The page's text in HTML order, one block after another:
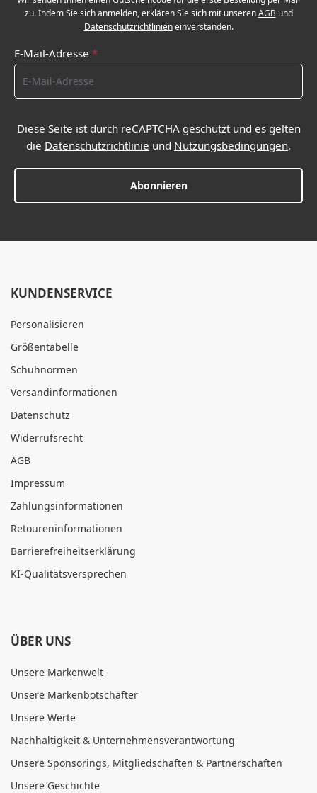
zu. Indem Sie sich anmelden, erklären Sie sich mit unserenAGBund
Datenschutzrichtlinieneinverstanden.
E-Mail-Adresse *
Diese Seite ist durch reCAPTCHA geschützt und es gelten
die Datenschutzrichtlinie und Nutzungsbedingungen.
Abonnieren
KUNDENSERVICE
Personalisieren
Größentabelle
Schuhnormen
Versandinformationen
Datenschutz
Widerrufsrecht
AGB
Impressum
Zahlungsinformationen
Retoureninformationen
Barrierefreiheitserklärung
KI-Qualitätsversprechen
ÜBER UNS
Unsere Markenwelt
Unsere Markenbotschafter
Unsere Werte
Nachhaltigkeit & Unternehmensverantwortung
Unsere Sponsorings, Mitgliedschaften & Partnerschaften
Unsere Geschichte